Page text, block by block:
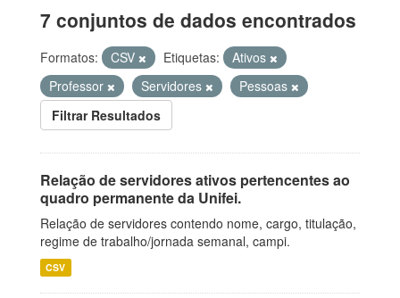
7 conjuntos de dados encontrados
Formatos: CSV Etiquetas:
Ativos
Professor
Servidores
Pessoas
Filtrar Resultados
Relação de servidores ativos pertencentes ao
quadro permanente da Unifei.
Relação de servidores contendo nome, cargo, titulação,
regime de trabalho/jornada semanal, campi.
CSV